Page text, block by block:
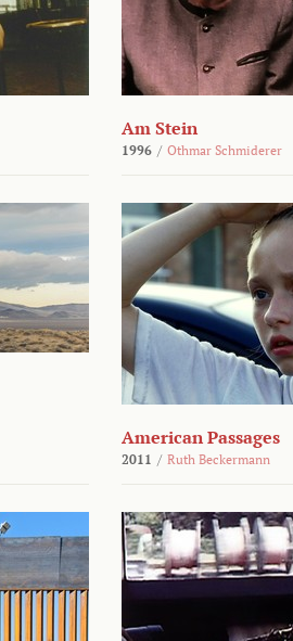
Am Stein
1996 / Othmar Schmiderer
American Passages
2011 / Ruth Beckermann